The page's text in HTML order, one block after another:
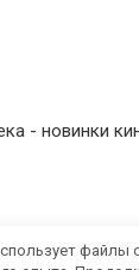
- новинки
файлы